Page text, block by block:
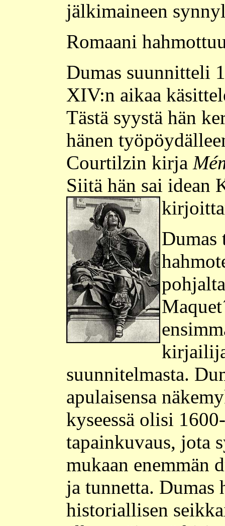
jälkimaineen
Romaani
Dumas suunnitteli
XIV:n aikaa
Tästä syystä hän
hänen
Courtilzin kirja
Siitä hän sai idean
Dumas
suunnitelmasta.
apulaisensa
kyseessä olisi
tapainkuvaus, jota
mukaan enemmän
ja tunnetta.
historiallisen